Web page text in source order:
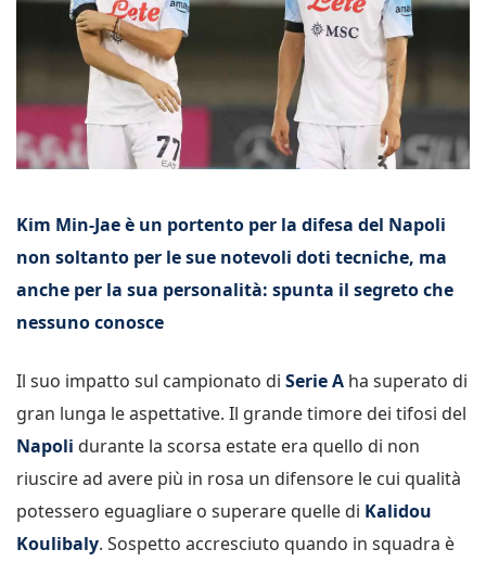
Kim Min-Jae è un portento per la difesa del Napoli
non soltanto per le sue notevoli doti tecniche, ma
anche per la sua personalità: spunta il segreto che
nessuno conosce
Il suo impatto sul campionato di Serie A ha superato di
gran lunga le aspettative. Il grande timore dei tifosi del
Napoli durante la scorsa estate era quello di non
riuscire ad avere più in rosa un difensore le cui qualità
potessero eguagliare o superare quelle di Kalidou
Koulibaly. Sospetto accresciuto quando in squadra è